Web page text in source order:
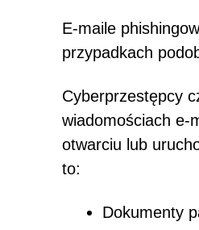
E-maile
przypadkach
Cyberprzestępcy
wiadomościach e-
otwarciu lub
to:
Dokumenty